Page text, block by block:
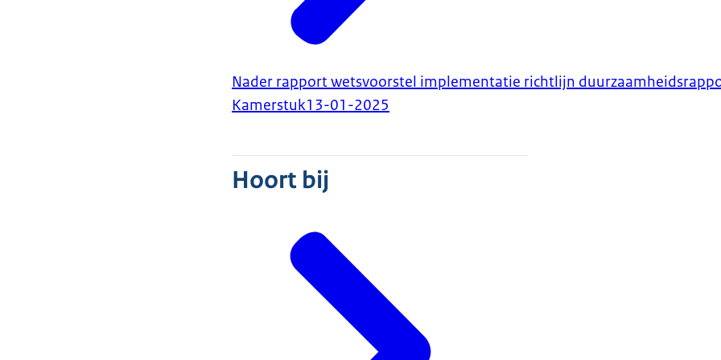
Nader rapport wetsvoorstel implementatie richtlijn
Kamerstuk13-01-2025
Hoort bij